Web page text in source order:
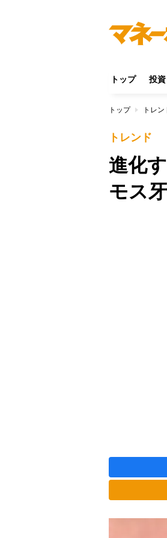
トップ 投資
トップ トレン
トレンド
進化
モス